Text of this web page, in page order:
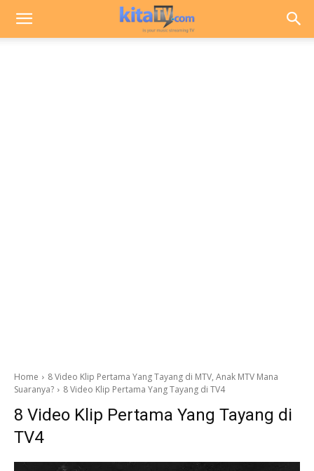
Home
8 Video Klip Pertama Yang Tayang di MTV, Anak MTV Mana
Suaranya?
8 Video Klip Pertama Yang Tayang di TV4
8 Video Klip Pertama Yang Tayang di
TV4